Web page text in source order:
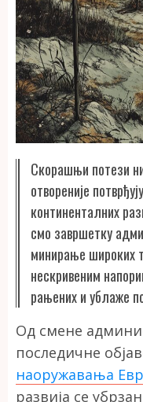
Скорашњи потези
отвореније
континенталних
смо завршетку
минирање широких
нескривеним
рањених и ублаже
Од смене
последичне
наоружавања
развија се